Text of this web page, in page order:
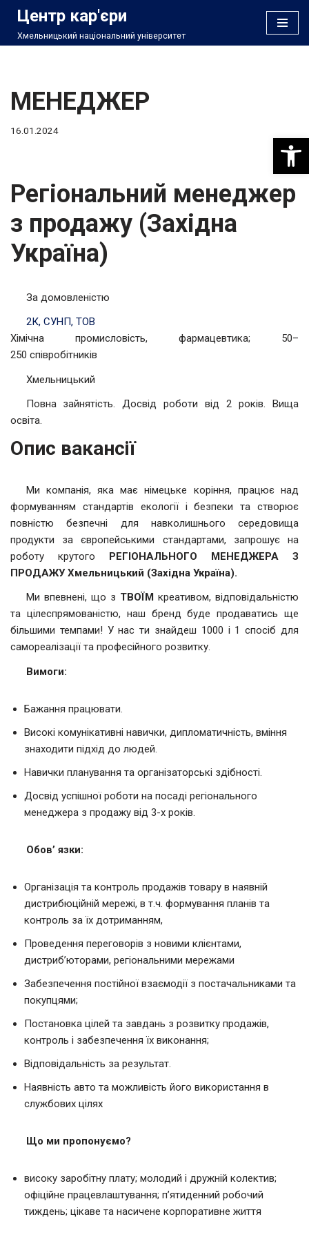
Перейти
Центр кар'єри
Хмельницький національний університет
МЕНЕДЖЕР
16.01.2024
Регіональний менеджер
з продажу (Західна
Україна)
За домовленістю
2К, СУНП, ТОВ
Хімічна промисловість, фармацевтика; 50–
250 співробітників
Хмельницький
Повна зайнятість. Досвід роботи від 2 років. Вища
освіта.
Опис вакансії
Ми компанія, яка має німецьке коріння, працює над
формуванням стандартів екології і безпеки та створює
повністю безпечні для навколишнього середовища
продукти за європейськими стандартами, запрошує на
роботу крутого РЕГІОНАЛЬНОГО
МЕНЕДЖЕРА З
ПРОДАЖУ Хмельницький (Західна Україна).
Ми впевнені, що з ТВОЇМкреативом, відповідальністю
та цілеспрямованістю, наш бренд буде продаватись ще
більшими темпами! У нас ти знайдеш 1000 і 1 спосіб для
самореалізації та професійного розвитку.
Вимоги:
Бажання працювати.
Високі комунікативні навички, дипломатичність, вміння
знаходити підхід до людей.
Навички планування та організаторські здібності.
Досвід успішної роботи на посаді регіонального
менеджера з продажу від 3-х років.
Обов’ язки:
Організація та контроль продажів товару в наявній
дистрибюційній мережі, в т.ч. формування планів та
контроль за їх дотриманням,
Проведення переговорів з новими клієнтами,
дистриб’юторами, регіональними мережами
Забезпечення постійної взаємодії з постачальниками та
покупцями;
Постановка цілей та завдань з розвитку продажів,
контроль і забезпечення їх виконання;
Відповідальність за результат.
Наявність авто та можливість його використання в
службових цілях
Що ми пропонуємо?
високу заробітну плату; молодий і дружній колектив;
офіційне працевлаштування; п’ятиденний робочий
тиждень; цікаве та насичене корпоративне життя